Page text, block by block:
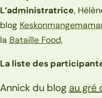
L’administratrice,
blog
la Bataille Food,
La liste des
Annick du blog au gré